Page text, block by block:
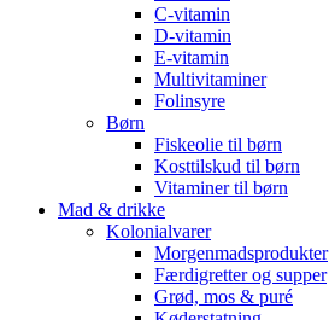
C-vitamin
D-vitamin
E-vitamin
Multivitaminer
Folinsyre
Børn
Fiskeolie til børn
Kosttilskud til børn
Vitaminer til børn
Mad & drikke
Kolonialvarer
Morgenmadsprodukter
Færdigretter og supper
Grød, mos & puré